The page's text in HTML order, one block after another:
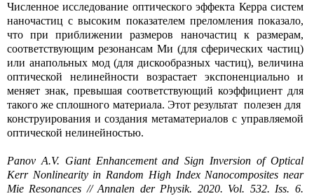
Численное исследование оптического эффекта Керра систем
наночастиц с высоким показателем преломления показало,
что при приближении размеров наночастиц к размерам,
соответствующим резонансам Ми (для сферических частиц)
или анапольных мод (для дискообразных частиц), величина
оптической нелинейности возрастает экспоненциально и
меняет знак, превышая соответствующий коэффициент для
такого же сплошного материала. Этот результат полезен для
конструирования и создания метаматериалов с управляемой
оптической нелинейностью.
Panov A.V. Giant Enhancement and Sign Inversion of Optical
Kerr Nonlinearity in Random High Index Nanocomposites near
Mie Resonances // Annalen der Physik. 2020. Vol. 532. Iss. 6.